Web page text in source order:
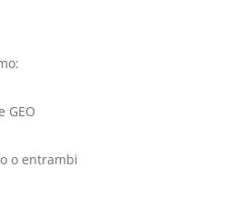
GEO
o entrambi